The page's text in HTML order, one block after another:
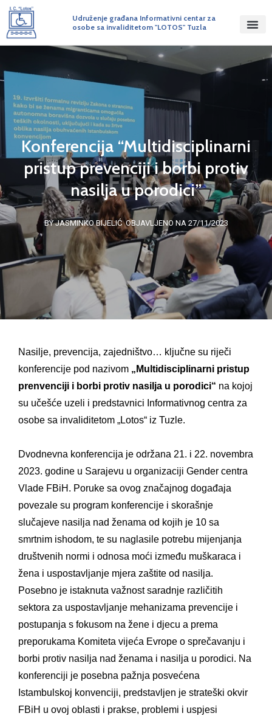
Udruženje građana Informativni centar za
osobe sa invaliditetom "LOTOS" Tuzla
Konferencija “Multidisciplinarni
pristup prevenciji i borbi protiv
nasilja u porodici”
BY JASMINKO BIJELIĆ OBJAVLJENO NA 27/11/2023
Nasilje, prevencija, zajedništvo… ključne su riječi
konferencije pod nazivom „Multidisciplinarni pristup
prenvenciji i borbi protiv nasilja u porodici“ na kojoj
su učešće uzeli i predstavnici Informativnog centra za
osobe sa invaliditetom „Lotos“ iz Tuzle.
Dvodnevna konferencija je održana 21. i 22. novembra
2023. godine u Sarajevu u organizaciji Gender centra
Vlade FBiH. Poruke sa ovog značajnog događaja
povezale su program konferencije i skorašnje
slučajeve nasilja nad ženama od kojih je 10 sa
smrtnim ishodom, te su naglasile potrebu mijenjanja
društvenih normi i odnosa moći između muškaraca i
žena i uspostavljanje mjera zaštite od nasilja.
Posebno je istaknuta važnost saradnje različitih
sektora za uspostavljanje mehanizama prevencije i
postupanja s fokusom na žene i djecu a prema
preporukama Komiteta vijeća Evrope o sprečavanju i
borbi protiv nasilja nad ženama i nasilja u porodici. Na
konferenciji je posebna pažnja posvećena
Istambulskoj konvenciji, predstavljen je strateški okvir
FBiH u ovoj oblasti i prakse, problemi i uspjesi